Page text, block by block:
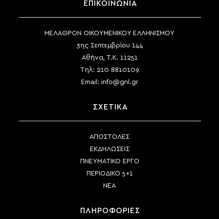
ΕΠΙΚΟΙΝΩΝΙΑ
ΜΕΛΑΘΡΟΝ ΟΙΚΟΥΜΕΝΙΚΟΥ ΕΛΛΗΝΙΣΜΟΥ
3ης Σεπτεμβρίου 144
Αθήνα, Τ.Κ. 11251
Τηλ: 210 8810109
Email: info@gnl.gr
ΣΧΕΤΙΚΑ
ΑΠΟΣΤΟΛΕΣ
ΕΚΔΗΛΩΣΕΙΣ
ΠΝΕΥΜΑΤΙΚΟ ΕΡΓΟ
ΠΕΡΙΟΔΙΚΟ 5+1
ΝΕΑ
ΠΛΗΡΟΦΟΡΙΕΣ